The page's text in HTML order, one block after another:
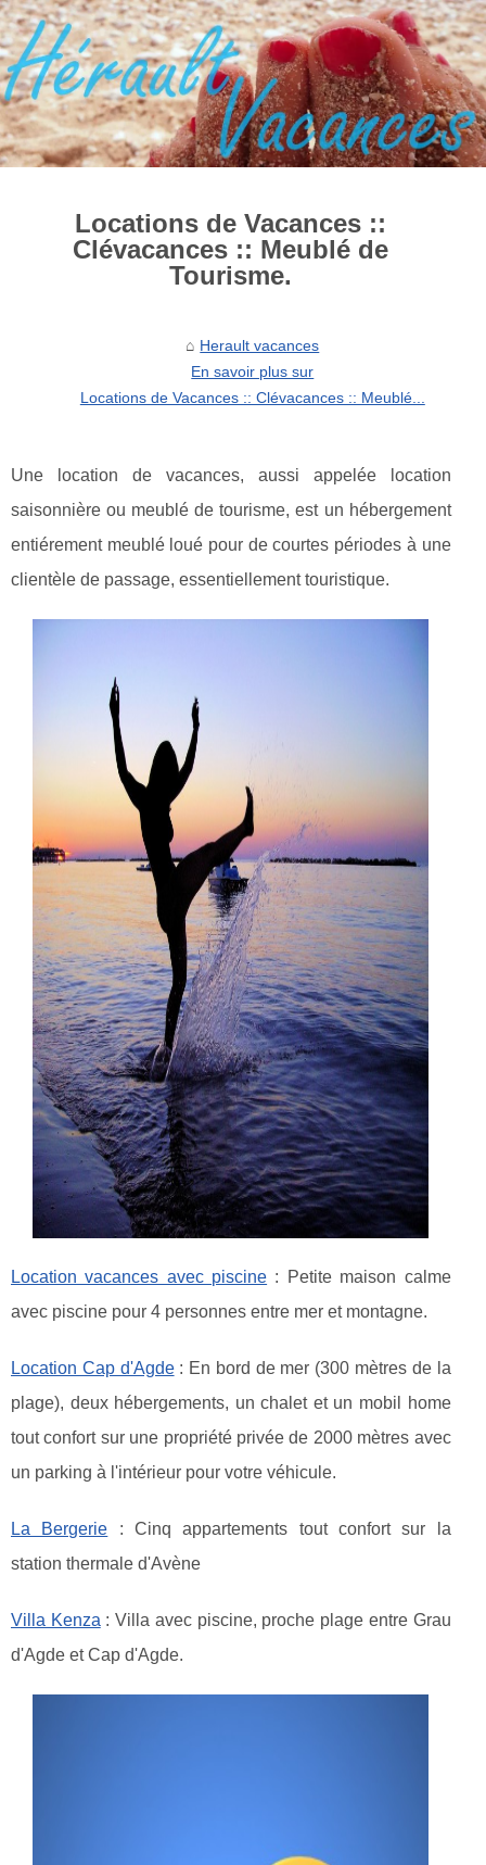
Locations de Vacances ::
Clévacances :: Meublé de
Tourisme.
Herault vacances
En savoir plus sur
Locations de Vacances :: Clévacances :: Meublé...
Une location de vacances, aussi appelée location
saisonnière ou meublé de tourisme, est un hébergement
entiérement meublé loué pour de courtes périodes à une
clientèle de passage, essentiellement touristique.
Location vacances avec piscine : Petite maison calme
avec piscine pour 4 personnes entre mer et montagne.
Location Cap d'Agde: En bord de mer (300 mètres de la
plage), deux hébergements, un chalet et un mobil home
tout confort sur une propriété privée de 2000 mètres avec
un parking à l'intérieur pour votre véhicule.
La Bergerie : Cinq appartements tout confort sur la
station thermale d'Avène
Villa Kenza : Villa avec piscine, proche plage entre Grau
d'Agde et Cap d'Agde.